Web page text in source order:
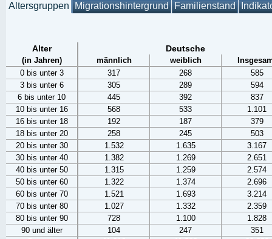
Altersgruppen Migrationshintergrund Familienstand
Alter Deutsche
(in Jahren) männlich weiblich
0 bis unter 3
317 268
585
3 bis unter 6
305 289
594
6 bis unter 10
445 392
837
10 bis unter 16
568 533
1.101
16 bis unter 18
192 187
379
18 bis unter 20
258 245
503
20 bis unter 30
1.532 1.635
3.167
30 bis unter 40
1.382 1.269
2.651
40 bis unter 50
1.315 1.259
2.574
50 bis unter 60
1.322 1.374
2.696
60 bis unter 70
1.521 1.693
3.214
70 bis unter 80
1.027 1.332
2.359
80 bis unter 90
728 1.100
1.828
90 und älter
104 247
351